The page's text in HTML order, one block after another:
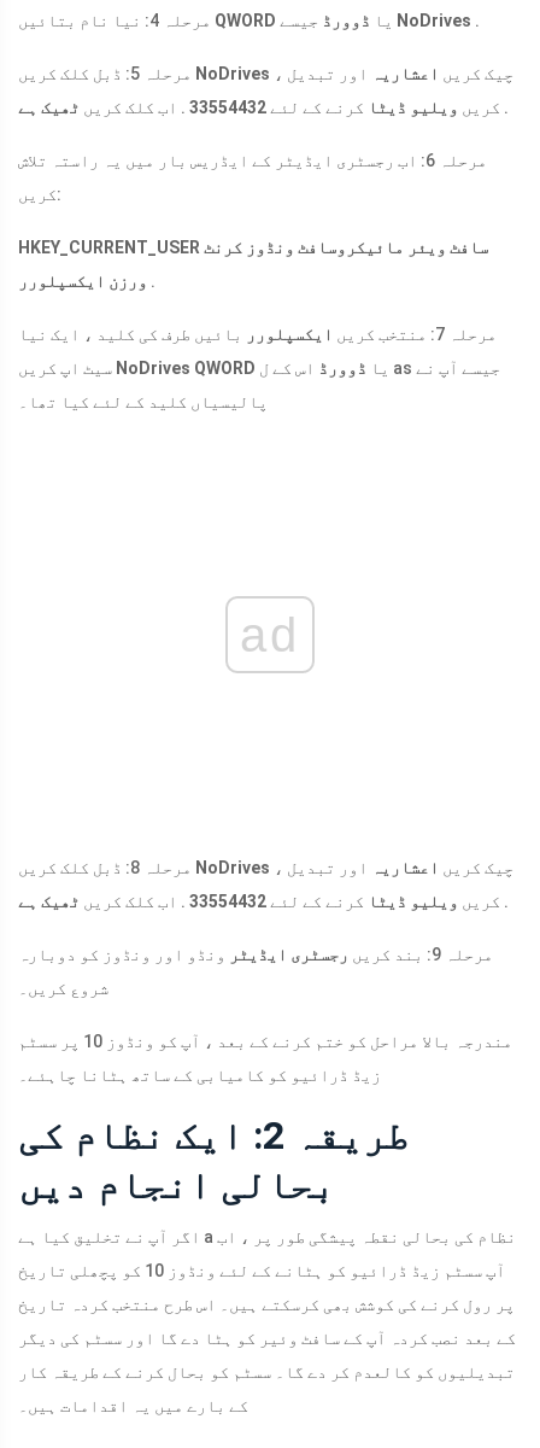
QWORD یا ڈوورڈ NoDrives .
NoDrives ، چیک کریں اعشاریہ
اور تبدیل
کریں ویلیو ڈیٹا کرنے کے لئے 33554432 . اب کلک کریں ٹھیک ہے .
مرحلہ 6: اب رجسٹری ایڈیٹر کے ایڈریس بار میں یہ راستہ تلاش
کریں:
HKEY_CURRENT_USER سافٹ ویئر مائیکروسافٹ ونڈوز کرنٹ
ورزن ایکسپلورر .
مرحلہ 7: منتخب کریں ایکسپلورر
بائیں طرف کی کلید ، ایک نیا
NoDrives QWORD یا ڈوورڈ اس کے ل as جیسے آپ نے
پالیسیاں کلید کے لئے کیا تھا۔
ad
NoDrives ، چیک کریں اعشاریہ
اور تبدیل
کریں ویلیو ڈیٹا کرنے کے لئے 33554432 . اب کلک کریں ٹھیک ہے .
مرحلہ 9: بند کریں رجسٹری ایڈیٹر
ونڈو اور ونڈوز کو دوبارہ
شروع کریں۔
مندرجہ بالا مراحل کو ختم کرنے کے بعد ، آپ کو ونڈوز 10 پر سسٹم
زیڈ ڈرائیو کو کامیابی کے ساتھ ہٹانا چاہئے۔
طریقہ 2: ایک نظام کی
بحالی انجام دیں
اگر آپ نے تخلیق کیا ہے a نظام کی بحالی نقطہ پیشگی طور پر ، اب
آپ سسٹم زیڈ ڈرائیو کو ہٹانے کے لئے ونڈوز 10 کو پچھلی تاریخ
پر رول کرنے کی کوشش بھی کرسکتے ہیں۔ اس طرح منتخب کردہ تاریخ
کے بعد نصب کردہ آپ کے سافٹ وئیر کو ہٹا دے گا اور سسٹم کی دیگر
تبدیلیوں کو کالعدم کر دے گا۔ سسٹم کو بحال کرنے کے طریقہ کار
کے بارے میں یہ اقدامات ہیں۔